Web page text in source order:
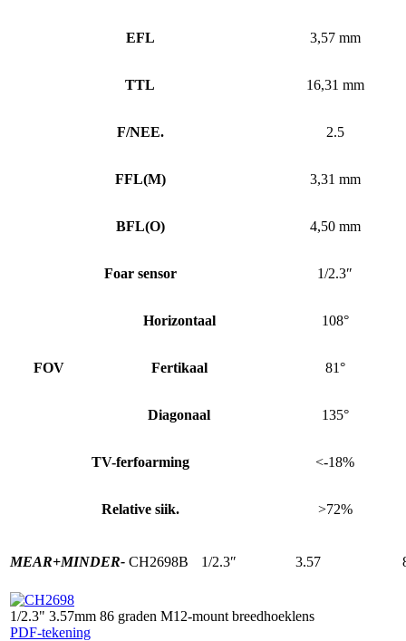
EFL 3,57 mm
TTL 16,31 mm
F/NEE. 2.5
FFL(M) 3,31 mm
BFL(O) 4,50 mm
Foar sensor 1/2.3″
FOV
Horizontaal 108°
Fertikaal 81°
Diagonaal 135°
TV-ferfoarming <-18%
Relative siik. >72%
MEAR+MINDER- CH2698B 1/2.3″ 3.57
1/2.3" 3.57mm 86 graden M12-mount breedhoeklens
PDF-tekening